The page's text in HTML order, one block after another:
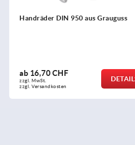
Handräder DIN 950 aus Grauguss
ab16,70 CHF
zzgl. MwSt.
zzgl. Versandkosten
DETAILS